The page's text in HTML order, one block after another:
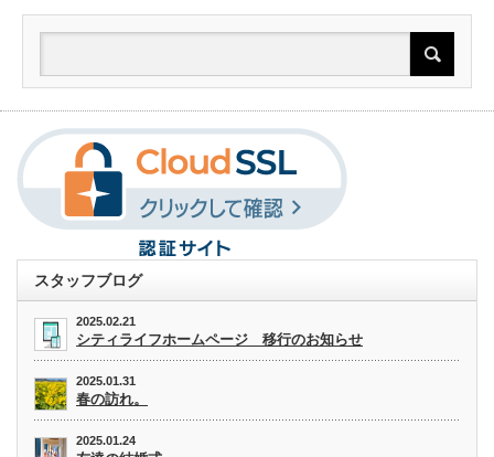
スタッフブログ
2025.02.21
シティライフホームページ 移行のお知らせ
2025.01.31
春の訪れ。
2025.01.24